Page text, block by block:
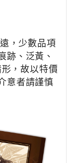
，少數品項
跡、泛黃、
，故以特價
意者請謹慎